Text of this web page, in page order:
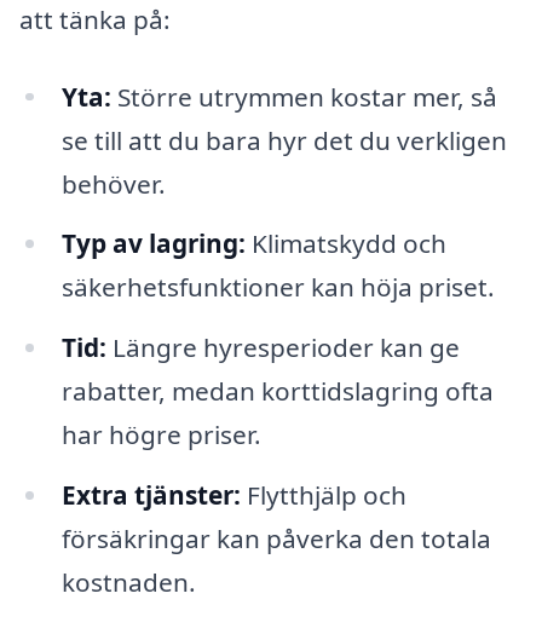
att tänka på:
Yta: Större utrymmen kostar mer, så
se till att du bara hyr det du verkligen
behöver.
Typ av lagring: Klimatskydd och
säkerhetsfunktioner kan höja priset.
Tid: Längre hyresperioder kan ge
rabatter, medan korttidslagring ofta
har högre priser.
Extra tjänster: Flytthjälp och
försäkringar kan påverka den totala
kostnaden.